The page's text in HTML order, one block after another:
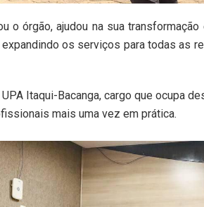
o órgão, ajudou na sua
os serviços para todas as
Itaqui-Bacanga, cargo que ocupa
mais uma vez em prática.